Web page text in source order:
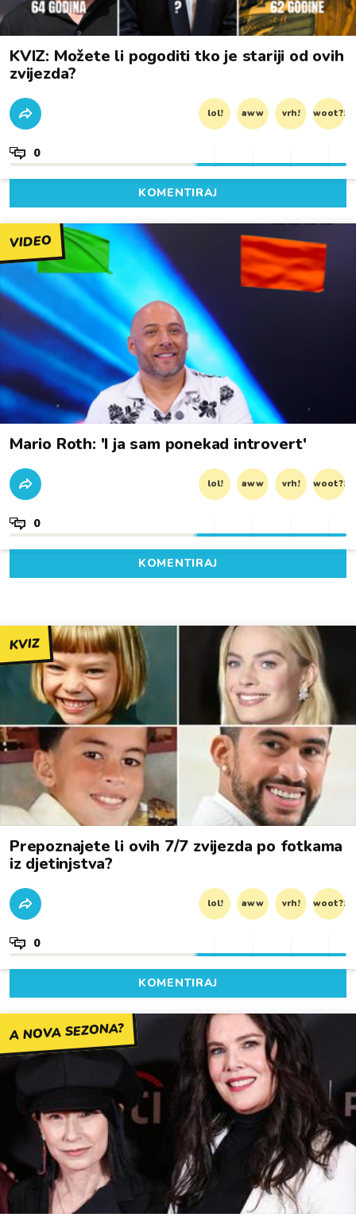
KVIZ: Možete li pogoditi tko je stariji od ovih
zvijezda?
lol! aww vrh! woot?!
0
KOMENTIRAJ
VIDEO
Mario Roth: 'I ja sam ponekad introvert'
lol! aww vrh! woot?!
0
KOMENTIRAJ
KVIZ
Prepoznajete li ovih 7/7 zvijezda po fotkama
iz djetinjstva?
lol! aww vrh! woot?!
0
KOMENTIRAJ
A NOVA SEZONA?